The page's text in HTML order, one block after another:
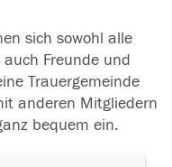
sich sowohl alle
Freunde und
Trauergemeinde
anderen Mitgliedern
bequem ein.